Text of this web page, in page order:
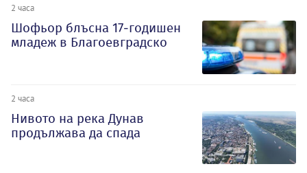
2 часа
Шофьор блъсна 17-годишен
младеж в Благоевградско
2 часа
Нивото на река Дунав
продължава да спада